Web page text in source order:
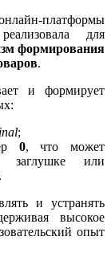
платформы
для
формирования
.
и формирует
;
0, что может
заглушке или
и устранять
высокое
опыт